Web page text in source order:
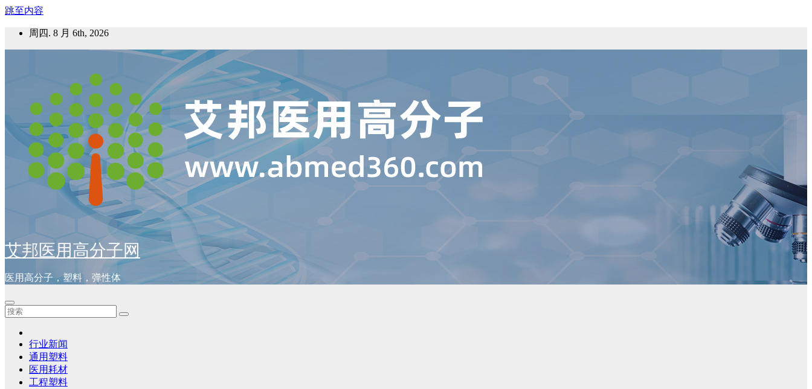
跳至内容
周四. 8 月 6th, 2026
艾邦医用高分子网
医用高分子，塑料，弹性体
行业新闻
通用塑料
医用耗材
工程塑料